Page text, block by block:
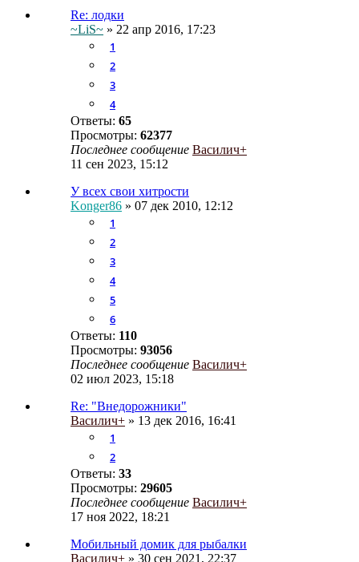
Re: лодки
~LiS~ » 22 апр 2016, 17:23
1
2
3
4
Ответы: 65
Просмотры: 62377
Последнее сообщение Василич+
11 сен 2023, 15:12
У всех свои хитрости
Konger86 » 07 дек 2010, 12:12
1
2
3
4
5
6
Ответы: 110
Просмотры: 93056
Последнее сообщение Василич+
02 июл 2023, 15:18
Re: "Внедорожники"
Василич+ » 13 дек 2016, 16:41
1
2
Ответы: 33
Просмотры: 29605
Последнее сообщение Василич+
17 ноя 2022, 18:21
Мобильный домик для рыбалки
Василич+ » 30 сен 2021, 22:37